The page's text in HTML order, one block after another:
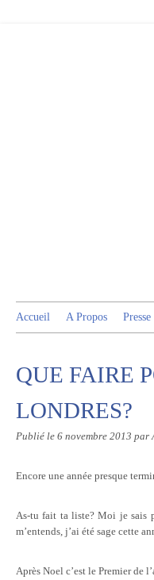
Accueil A Propos Presse
QUE FAIRE
LONDRES?
Publié le 6 novembre 2013 par
Encore une année presque
As-tu fait ta liste? Moi je sais
m’entends, j’ai été sage cette
Après Noel c’est le Premier de